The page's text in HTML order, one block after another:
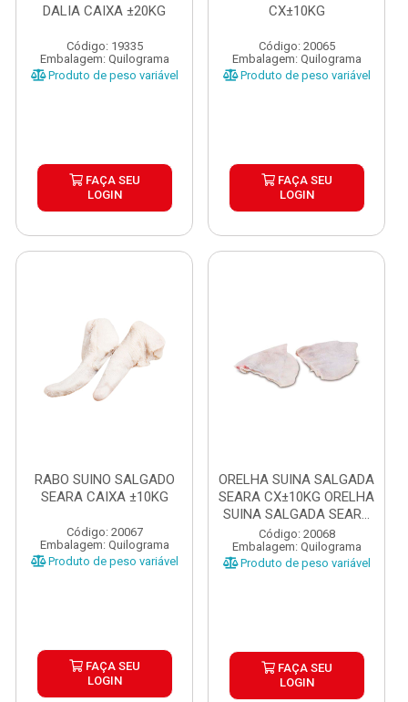
DALIA CAIXA ±20KG
Código: 19335
Embalagem: Quilograma
Produto de peso variável
FAÇA SEU
LOGIN
CX±10KG
Código: 20065
Embalagem: Quilograma
Produto de peso variável
FAÇA SEU
LOGIN
RABO SUINO SALGADO
SEARA CAIXA ±10KG
Código: 20067
Embalagem: Quilograma
Produto de peso variável
FAÇA SEU
LOGIN
ORELHA SUINA SALGADA
SEARA CX±10KG ORELHA
SUINA SALGADA SEAR...
Código: 20068
Embalagem: Quilograma
Produto de peso variável
FAÇA SEU
LOGIN